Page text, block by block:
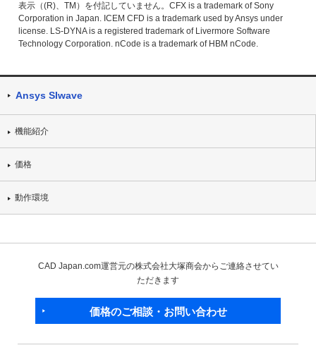
表示（(R)、TM）を付記していません。CFX is a trademark of Sony
Corporation in Japan. ICEM CFD is a trademark used by Ansys under
license. LS-DYNA is a registered trademark of Livermore Software
Technology Corporation. nCode is a trademark of HBM nCode.
Ansys SIwave
機能紹介
価格
動作環境
CAD Japan.com運営元の株式会社大塚商会からご連絡させてい
ただきます
価格のご相談・お問い合わせ